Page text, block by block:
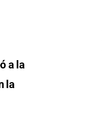
a la
la